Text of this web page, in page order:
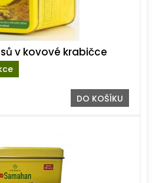
v kovové krabičce
DO KOŠÍKU